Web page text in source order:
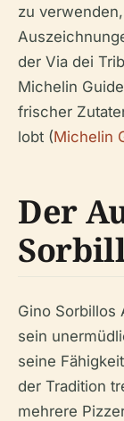
zu
der Via dei
Michelin
frischer
lobt (Michelin
Der
Gino Sorbillos
sein
seine
der Tradition
mehrere